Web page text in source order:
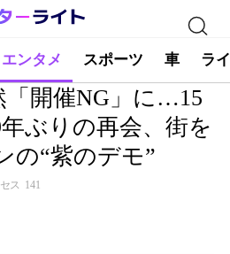
エンタメ スポーツ 車 ラ
「開催NG」に…15
ぶりの再会、街を
の“紫のデモ”
ス 141